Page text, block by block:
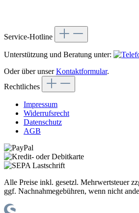
Service-Hotline
Unterstützung und Beratung unter:
Oder über unserKontaktformular.
Rechtliches
Impressum
Widerrufsrecht
Datenschutz
AGB
Alle Preise inkl. gesetzl. Mehrwertsteuer
ggf. Nachnahmegebühren, wenn nicht